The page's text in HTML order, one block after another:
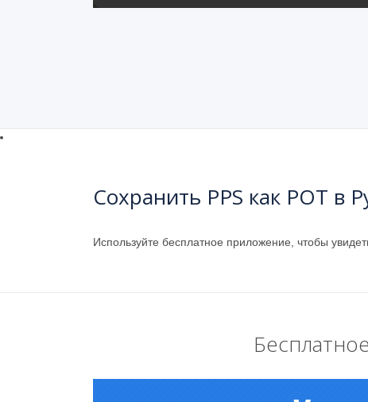
Сохранить PPS как POT в
Используйте бесплатное приложение, чтобы